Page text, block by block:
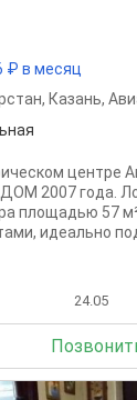
₽ в месяц
, Казань,
центре
ДОМ 2007 года.
площадью 57
идеально
24.05